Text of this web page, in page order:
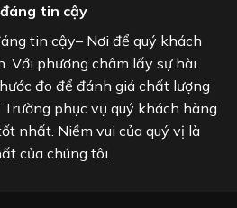
tin cậy
tin cậy– Nơi để quý khách
Với phương châm lấy sự hài
đo để đánh giá chất lượng
phục vụ quý khách hàng
nhất. Niềm vui của quý vị là
của chúng tôi.